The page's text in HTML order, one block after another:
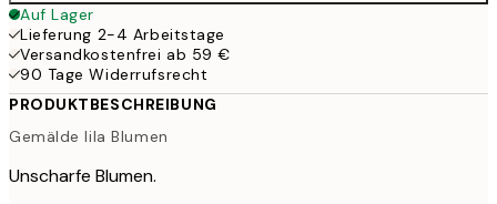
Auf Lager
Lieferung 2-4 Arbeitstage
Versandkostenfrei ab 59 €
90 Tage Widerrufsrecht
PRODUKTBESCHREIBUNG
Gemälde lila Blumen
Unscharfe Blumen.